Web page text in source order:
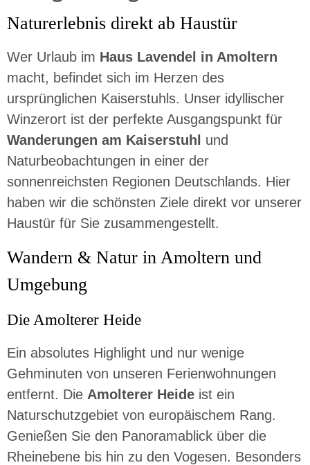
Naturerlebnis direkt ab Haustür
Wer Urlaub im Haus Lavendel in Amoltern
macht, befindet sich im Herzen des
ursprünglichen Kaiserstuhls. Unser idyllischer
Winzerort ist der perfekte Ausgangspunkt für
Wanderungen am Kaiserstuhl
und
Naturbeobachtungen in einer der
sonnenreichsten Regionen Deutschlands. Hier
haben wir die schönsten Ziele direkt vor unserer
Haustür für Sie zusammengestellt.
Wandern & Natur in Amoltern und
Umgebung
Die Amolterer Heide
Ein absolutes Highlight und nur wenige
Gehminuten von unseren Ferienwohnungen
entfernt. Die Amolterer Heide ist ein
Naturschutzgebiet von europäischem Rang.
Genießen Sie den Panoramablick über die
Rheinebene bis hin zu den Vogesen. Besonders